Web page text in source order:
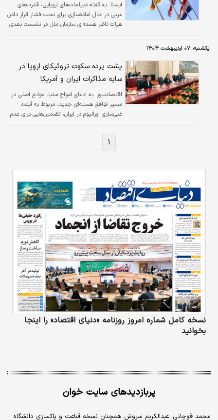
ايسنا: به گفته دیپلمات‌های اروپایی، قدرت‌های
غربی در حال آماده‌سازی برای تحت فشار قرار دادن
هیات ناظر هسته‌ای سازمان ملل در نشست بعدی
یکشنبه، ۰۷ اردیبهشت ۱۴۰۴
پشت پرده سکوت تروئیکای اروپا در
سایه مذاکرات ایران و آمریکا
اقتصادنیوز: به ادعای امواج مدیا، موانع اصلی در
مسیر توافق هسته‌ای جدید، مربوط به آینده
غنی‌سازی اورانیوم در ایران، تضمین‌هایی برای عدم
است. به‌نظر می‌رسد ایران، چارچوبی مبتنی بر
راستی‌آزمایی را به‌عنوان مصالحه‌ای قابل‌قبول تلقی
کند.
۱
نسخه کامل شماره امروز روزنامه «دنیای‌ اقتصاد» را اینجا
بخوانید
پربازدیدهای سایت خوان
محمد قوچانی: عبدالکریم سروش همچنان نسخه قناعت و پاکسازی دانشگاه